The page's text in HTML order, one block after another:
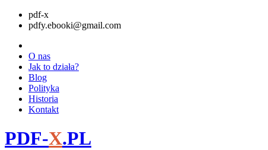
pdf-x
pdfy.ebooki@gmail.com
O nas
Jak to działa?
Blog
Polityka
Historia
Kontakt
PDF-X.PL